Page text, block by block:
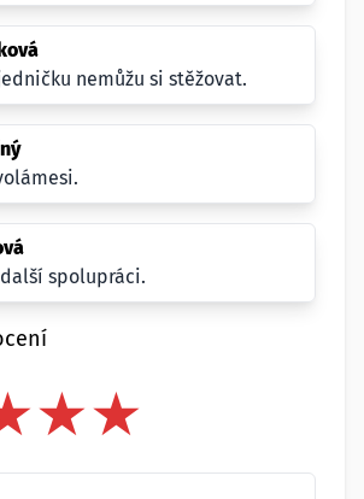
nemůžu si stěžovat.
spolupráci.
★
★★